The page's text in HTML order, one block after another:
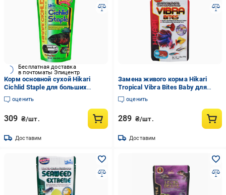
Бесплатная доставка
в почтоматы Эпицентр
Корм основной сухой Hikari
Cichlid Staple для больших
цихлид 30+ см L гранулы 7,2-8,2
мм 250 г (03428)
оценить
309 ₴/шт.
Доставим
Замена живого корма Hikari
Tropical Vibra Bites Baby для
аквариумных рыб 2-7 см черви
3,5-4 мм 37 г тонущий (22205)
оценить
289 ₴/шт.
Доставим